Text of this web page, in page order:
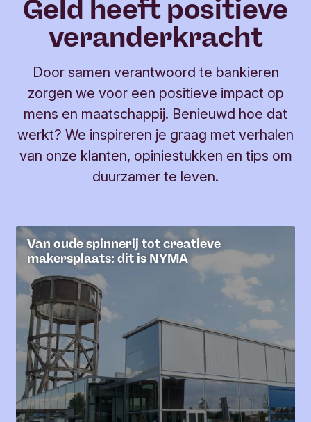
Geld heeft positieve
veranderkracht
Door samen verantwoord te bankieren
zorgen we voor een positieve impact op
mens en maatschappij. Benieuwd hoe dat
werkt? We inspireren je graag met verhalen
van onze klanten, opiniestukken en tips om
duurzamer te leven.
Van oude spinnerij tot creatieve
makersplaats: dit is NYMA